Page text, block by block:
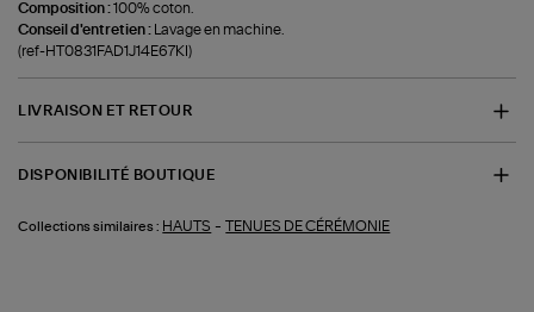
Composition :100% coton.
Conseil d'entretien : Lavage en machine.
(ref-HT0831FAD1J14E67KI)
LIVRAISON ET RETOUR
DISPONIBILITÉ BOUTIQUE
Collections similaires : HAUTS -TENUES DE CÉRÉMONIE